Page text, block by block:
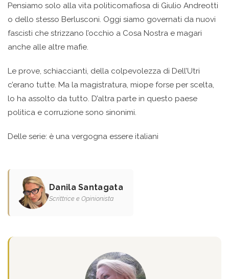
Pensiamo solo alla vita politicomafiosa di Giulio Andreotti
o dello stesso Berlusconi. Oggi siamo governati da nuovi
fascisti che strizzano l’occhio a Cosa Nostra e magari
anche alle altre mafie.
Le prove, schiaccianti, della colpevolezza di Dell’Utri
c’erano tutte. Ma la magistratura, miope forse per scelta,
lo ha assolto da tutto. D’altra parte in questo paese
politica e corruzione sono sinonimi.
Delle serie: è una vergogna essere italiani
Danila Santagata
Scrittrice e Opinionista